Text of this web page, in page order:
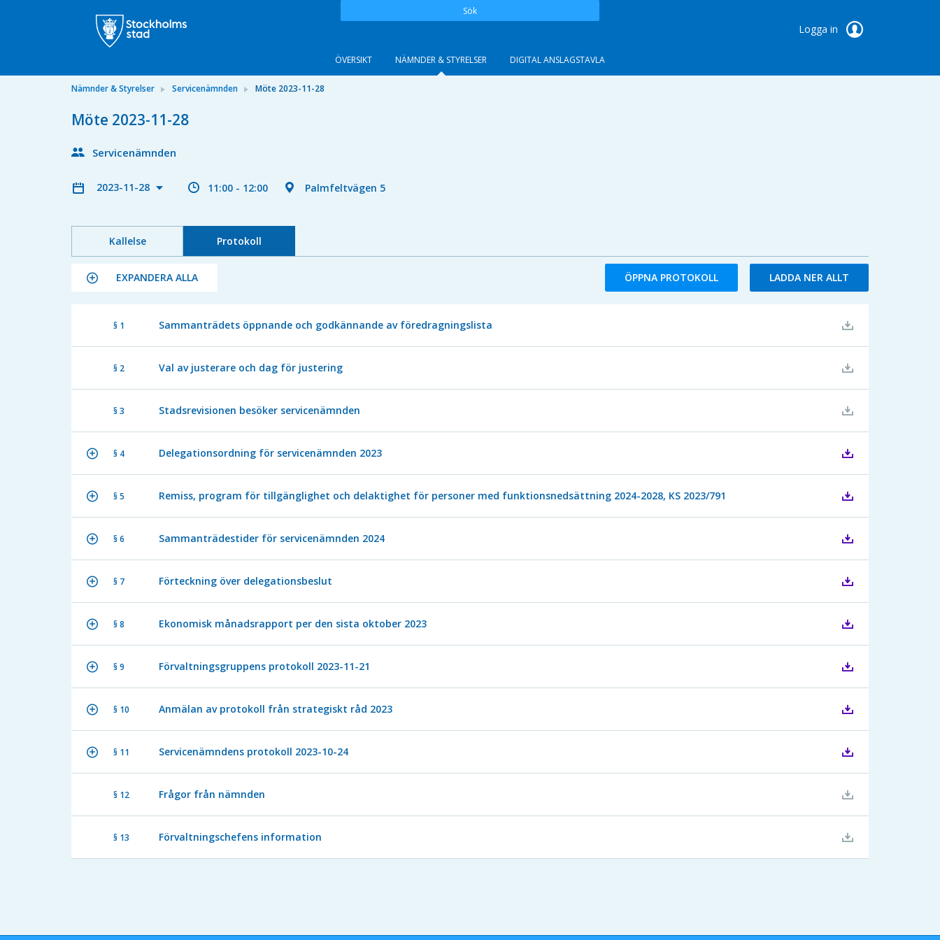
Sök
Logga in
ÖVERSIKT NÄMNDER & STYRELSER DIGITAL ANSLAGSTAVLA
Nämnder & Styrelser Servicenämnden Möte 2023-11-28
Möte 2023-11-28
Servicenämnden
2023-11-28 11:00 - 12:00 Palmfeltvägen 5
Kallelse Protokoll
EXPANDERA ALLA ÖPPNA PROTOKOLL LADDA NER ALLT
§ 1 Sammanträdets öppnande och godkännande av föredragningslista
§ 2 Val av justerare och dag för justering
§ 3 Stadsrevisionen besöker servicenämnden
§ 4 Delegationsordning för servicenämnden 2023
§ 5 Remiss, program för tillgänglighet och delaktighet för personer med funktionsnedsättning 2024-2028, KS 2023/791
§ 6 Sammanträdestider för servicenämnden 2024
§ 7 Förteckning över delegationsbeslut
§ 8 Ekonomisk månadsrapport per den sista oktober 2023
§ 9 Förvaltningsgruppens protokoll 2023-11-21
§ 10 Anmälan av protokoll från strategiskt råd 2023
§ 11 Servicenämndens protokoll 2023-10-24
§ 12 Frågor från nämnden
§ 13 Förvaltningschefens information